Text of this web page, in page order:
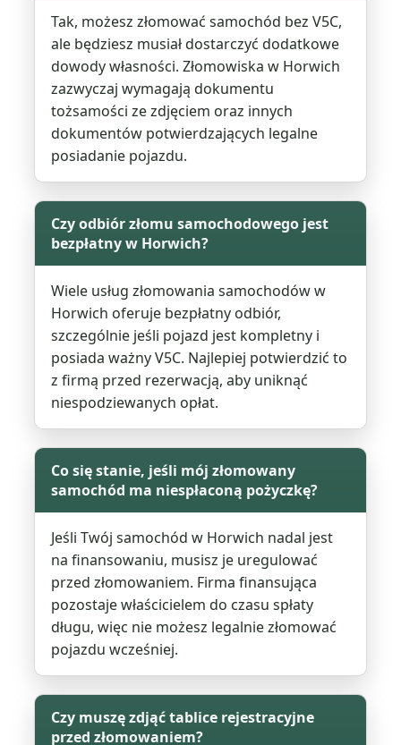
Tak, możesz złomować samochód bez V5C,
ale będziesz musiał dostarczyć dodatkowe
dowody własności. Złomowiska w Horwich
zazwyczaj wymagają dokumentu
tożsamości ze zdjęciem oraz innych
dokumentów potwierdzających legalne
posiadanie pojazdu.
Czy odbiór złomu samochodowego jest
bezpłatny w Horwich?
Wiele usług złomowania samochodów w
Horwich oferuje bezpłatny odbiór,
szczególnie jeśli pojazd jest kompletny i
posiada ważny V5C. Najlepiej potwierdzić to
z firmą przed rezerwacją, aby uniknąć
niespodziewanych opłat.
Co się stanie, jeśli mój złomowany
samochód ma niespłaconą pożyczkę?
Jeśli Twój samochód w Horwich nadal jest
na finansowaniu, musisz je uregulować
przed złomowaniem. Firma finansująca
pozostaje właścicielem do czasu spłaty
długu, więc nie możesz legalnie złomować
pojazdu wcześniej.
Czy muszę zdjąć tablice rejestracyjne
przed złomowaniem?